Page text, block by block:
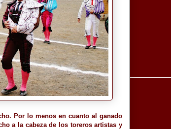
Por lo menos en cuanto al ganado
a la cabeza de los toreros artistas y